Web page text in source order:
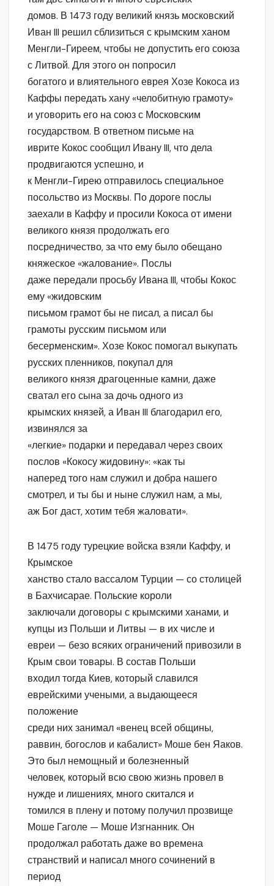
домов. В 1473 году великий князь московский
Иван III решил сблизиться с крымским ханом
Менгли-Гиреем, чтобы не допустить его союза
с Литвой. Для этого он попросил
богатого и влиятельного еврея Хозе Кокоса из
Каффы передать хану «челобитную грамоту»
и уговорить его на союз с Московским
государством. В ответном письме на
иврите Кокос сообщил Ивану III, что дела
продвигаются успешно, и
к Менгли-Гирею отправилось специальное
посольство из Москвы. По дороге послы
заехали в Каффу и просили Кокоса от имени
великого князя продолжать его
посредничество, за что ему было обещано
княжеское «жалование». Послы
даже передали просьбу Ивана III, чтобы Кокос
ему «жидовским
письмом грамот бы не писал, а писал бы
грамоты русским письмом или
бесерменским». Хозе Кокос помогал выкупать
русских пленников, покупал для
великого князя драгоценные камни, даже
сватал его сына за дочь одного из
крымских князей, а Иван III благодарил его,
извинялся за
«легкие» подарки и передавал через своих
послов «Кокосу жидовину»: «как ты
наперед того нам служил и добра нашего
смотрел, и ты бы и ныне служил нам, а мы,
аж Бог даст, хотим тебя жаловати».
В 1475 году турецкие войска взяли Каффу, и
Крымское
ханство стало вассалом Турции — со столицей
в Бахчисарае. Польские короли
заключали договоры с крымскими ханами, и
купцы из Польши и Литвы — в их числе и
евреи — безо всяких ограничений привозили в
Крым свои товары. В состав Польши
входил тогда Киев, который славился
еврейскими учеными, а выдающееся
положение
среди них занимал «венец всей общины,
раввин, богослов и кабалист» Моше бен Яаков.
Это был немощный и болезненный
человек, который всю свою жизнь провел в
нужде и лишениях, много скитался и
томился в плену и потому получил прозвище
Моше Гаголе — Моше Изгнанник. Он
продолжал работать даже во времена
странствий и написал много сочинений в
период